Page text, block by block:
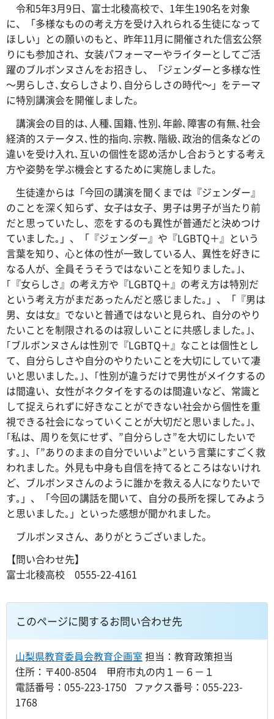
令和5年3月9日、富士北稜高校で、1年生190名を対象
に、「多様なものの考え方を受け入れられる生徒になって
ほしい」との願いのもと、昨年11月に開催された信玄公祭
りにも参加され、女装パフォーマーやライターとしてご活
躍のブルボンヌさんをお招きし、「ジェンダーと多様な性
～男らしさ､女らしさより､自分らしさの時代～」をテーマ
に特別講演会を開催しました。
講演会の目的は､人種､国籍､性別､年齢､障害の有無､社会
経済的ステータス､性的指向､宗教､階級､政治的信条などの
違いを受け入れ､互いの個性を認め活かし合おうとする考え
方や姿勢を学ぶ機会とするために実施しました。
生徒達からは「今回の講演を聞くまでは『ジェンダー』
のことを深く知らず、女子は女子、男子は男子が当たり前
だと思っていたし、恋をするのも異性が普通だと決めつけ
ていました｡」、「『ジェンダー』や『LGBTQ＋』という
言葉を知り、心と体の性が一致している人、異性を好きに
なる人が、全員そうそうではないことを知りました｡｣、
｢『女らしさ』の考え方や『LGBTQ＋』の考え方は特別だ
という考え方がまだあったんだと感じました｡」、「『男は
男、女は女』でないと普通ではないと見られ、自分のやり
たいことを制限されるのは寂しいことに共感しました｡｣、
｢ブルボンヌさんは性別で『LGBTQ＋』なことは個性とし
て、自分らしさや自分のやりたいことを大切にしていて凄
いと思いました｡｣、｢性別が違うだけで男性がメイクするの
は間違い、女性がネクタイをするのは間違いなど、常識と
して捉えられずに好きなことができない社会から個性を重
視できる社会になっていくことが大切だと思いました｡｣、
｢私は、周りを気にせず、”自分らしさ”を大切にしたいで
す｡｣、｢”ありのままの自分でいいよ”という言葉にすごく救
われました。外見も中身も自信を持てるところはないけれ
ど、ブルボンヌさんのように誰かを救える人になりたいで
す｡」、「今回の講話を聞いて、自分の長所を探してみよう
と思いました｡」といった感想が聞かれました。
ブルボンヌさん、ありがとうございました。
【問い合わせ先】
富士北稜高校 0555-22-4161
このページに関するお問い合わせ先
山梨県教育委員会教育企画室 担当：教育政策担当
住所：〒400-8504 甲府市丸の内１－６－１
電話番号：055-223-1750 ファクス番号：055-223-
1768